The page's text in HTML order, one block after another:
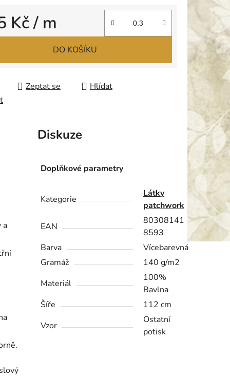
Kč/ m
DO KOŠÍKU
Zeptat se
Hlídat
Diskuze
a
Doplňkové parametry
Kategorie
Látky
patchwork
EAN
80308141
8593
Barva
Vícebarevná
Gramáž
140 g/m2
Materiál
100%
Bavlna
Šíře
112 cm
Vzor
Ostatní
potisk